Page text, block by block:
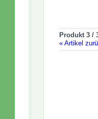
Produkt 3 /
« Artikel